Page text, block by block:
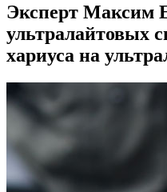
Эксперт Максим
ультралайтовых
хариуса на